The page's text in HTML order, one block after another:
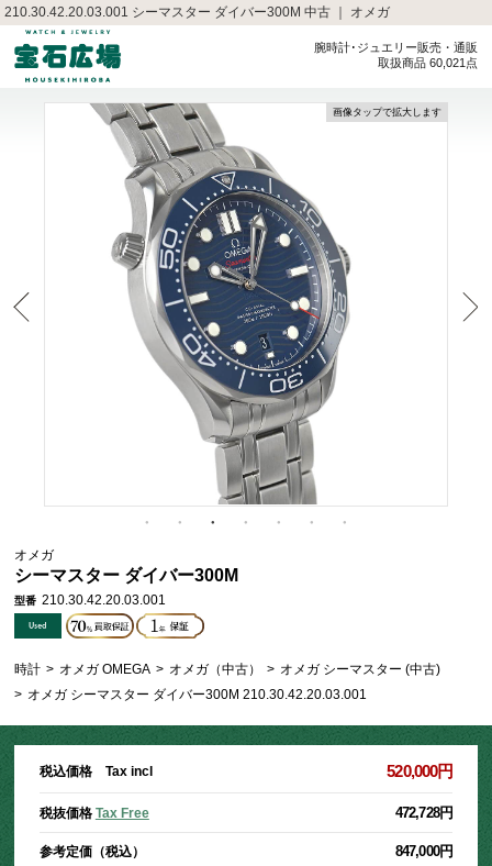
210.30.42.20.03.001 シーマスター ダイバー300M 中古 ｜ オメガ
腕時計･ジュエリー販売・通販
取扱商品 60,021点
画像タップで拡大します
オメガ
シーマスター ダイバー300M
型番 210.30.42.20.03.001
時計 > オメガ OMEGA > オメガ（中古） > オメガ シーマスター (中古)
> オメガ シーマスター ダイバー300M 210.30.42.20.03.001
税込価格 Tax incl 520,000円
税抜価格 Tax Free 472,728円
参考定価（税込） 847,000円